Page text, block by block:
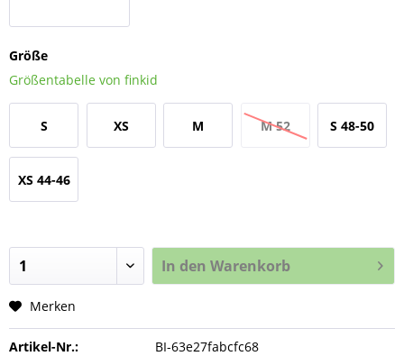
Größe
Größentabelle von finkid
S XS M M 52 S 48-50
XS 44-46
In den Warenkorb
Merken
Artikel-Nr.:
BI-63e27fabcfc68